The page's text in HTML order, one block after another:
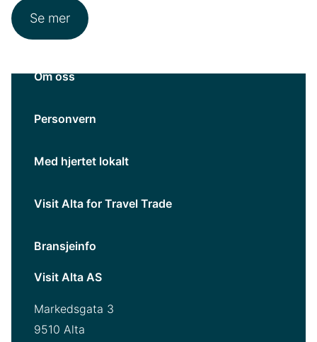
Se mer
Om oss
Personvern
Med hjertet lokalt
Visit Alta for Travel Trade
Bransjeinfo
Visit Alta AS
Markedsgata 3
9510 Alta